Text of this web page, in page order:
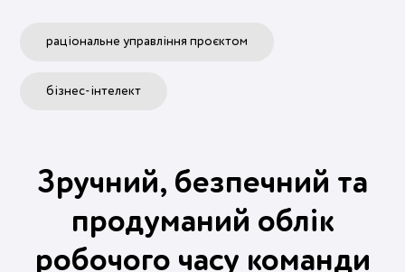
раціональне управління проєктом
бізнес-інтелект
Зручний, безпечний та
продуманий облік
робочого часу команди